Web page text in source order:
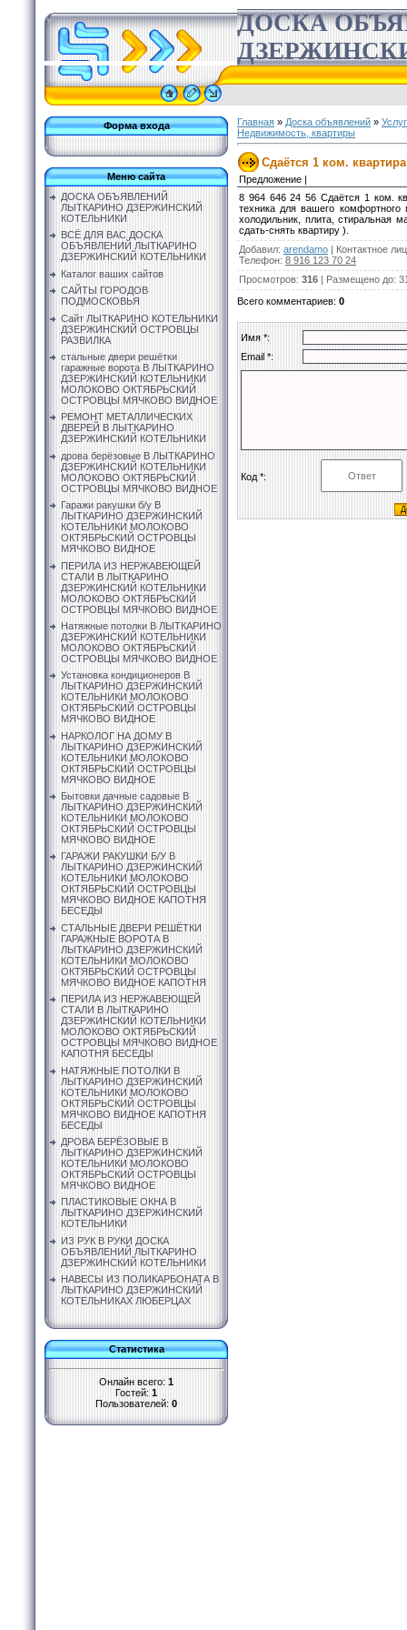
ДОСКА
Форма входа
Меню сайта
ДОСКА ОБЪЯВЛЕНИЙ
ЛЫТКАРИНО ДЗЕРЖИНСКИЙ
КОТЕЛЬНИКИ
ВСЁ ДЛЯ ВАС ДОСКА
ОБЪЯВЛЕНИЙ ЛЫТКАРИНО
ДЗЕРЖИНСКИЙ КОТЕЛЬНИКИ
Каталог ваших сайтов
САЙТЫ ГОРОДОВ
ПОДМОСКОВЬЯ
Сайт ЛЫТКАРИНО КОТЕЛЬНИКИ
ДЗЕРЖИНСКИЙ ОСТРОВЦЫ
РАЗВИЛКА
стальные двери решётки
гаражные ворота В ЛЫТКАРИНО
ДЗЕРЖИНСКИЙ КОТЕЛЬНИКИ
МОЛОКОВО ОКТЯБРЬСКИЙ
ОСТРОВЦЫ МЯЧКОВО ВИДНОЕ
РЕМОНТ МЕТАЛЛИЧЕСКИХ
ДВЕРЕЙ В ЛЫТКАРИНО
ДЗЕРЖИНСКИЙ КОТЕЛЬНИКИ
дрова берёзовые В ЛЫТКАРИНО
ДЗЕРЖИНСКИЙ КОТЕЛЬНИКИ
МОЛОКОВО ОКТЯБРЬСКИЙ
ОСТРОВЦЫ МЯЧКОВО ВИДНОЕ
Гаражи ракушки б/у В
ЛЫТКАРИНО ДЗЕРЖИНСКИЙ
КОТЕЛЬНИКИ МОЛОКОВО
ОКТЯБРЬСКИЙ ОСТРОВЦЫ
МЯЧКОВО ВИДНОЕ
ПЕРИЛА ИЗ НЕРЖАВЕЮЩЕЙ
СТАЛИ В ЛЫТКАРИНО
ДЗЕРЖИНСКИЙ КОТЕЛЬНИКИ
МОЛОКОВО ОКТЯБРЬСКИЙ
ОСТРОВЦЫ МЯЧКОВО ВИДНОЕ
Натяжные потолки В ЛЫТКАРИНО
ДЗЕРЖИНСКИЙ КОТЕЛЬНИКИ
МОЛОКОВО ОКТЯБРЬСКИЙ
ОСТРОВЦЫ МЯЧКОВО ВИДНОЕ
Установка кондиционеров В
ЛЫТКАРИНО ДЗЕРЖИНСКИЙ
КОТЕЛЬНИКИ МОЛОКОВО
ОКТЯБРЬСКИЙ ОСТРОВЦЫ
МЯЧКОВО ВИДНОЕ
НАРКОЛОГ НА ДОМУ В
ЛЫТКАРИНО ДЗЕРЖИНСКИЙ
КОТЕЛЬНИКИ МОЛОКОВО
ОКТЯБРЬСКИЙ ОСТРОВЦЫ
МЯЧКОВО ВИДНОЕ
Бытовки дачные садовые В
ЛЫТКАРИНО ДЗЕРЖИНСКИЙ
КОТЕЛЬНИКИ МОЛОКОВО
ОКТЯБРЬСКИЙ ОСТРОВЦЫ
МЯЧКОВО ВИДНОЕ
ГАРАЖИ РАКУШКИ Б/У В
ЛЫТКАРИНО ДЗЕРЖИНСКИЙ
КОТЕЛЬНИКИ МОЛОКОВО
ОКТЯБРЬСКИЙ ОСТРОВЦЫ
МЯЧКОВО ВИДНОЕ КАПОТНЯ
БЕСЕДЫ
СТАЛЬНЫЕ ДВЕРИ РЕШЁТКИ
ГАРАЖНЫЕ ВОРОТА В
ЛЫТКАРИНО ДЗЕРЖИНСКИЙ
КОТЕЛЬНИКИ МОЛОКОВО
ОКТЯБРЬСКИЙ ОСТРОВЦЫ
МЯЧКОВО ВИДНОЕ КАПОТНЯ
ПЕРИЛА ИЗ НЕРЖАВЕЮЩЕЙ
СТАЛИ В ЛЫТКАРИНО
ДЗЕРЖИНСКИЙ КОТЕЛЬНИКИ
МОЛОКОВО ОКТЯБРЬСКИЙ
ОСТРОВЦЫ МЯЧКОВО ВИДНОЕ
КАПОТНЯ БЕСЕДЫ
НАТЯЖНЫЕ ПОТОЛКИ В
ЛЫТКАРИНО ДЗЕРЖИНСКИЙ
КОТЕЛЬНИКИ МОЛОКОВО
ОКТЯБРЬСКИЙ ОСТРОВЦЫ
МЯЧКОВО ВИДНОЕ КАПОТНЯ
БЕСЕДЫ
ДРОВА БЕРЁЗОВЫЕ В
ЛЫТКАРИНО ДЗЕРЖИНСКИЙ
КОТЕЛЬНИКИ МОЛОКОВО
ОКТЯБРЬСКИЙ ОСТРОВЦЫ
МЯЧКОВО ВИДНОЕ
ПЛАСТИКОВЫЕ ОКНА В
ЛЫТКАРИНО ДЗЕРЖИНСКИЙ
КОТЕЛЬНИКИ
ИЗ РУК В РУКИ ДОСКА
ОБЪЯВЛЕНИЙ ЛЫТКАРИНО
ДЗЕРЖИНСКИЙ КОТЕЛЬНИКИ
НАВЕСЫ ИЗ ПОЛИКАРБОНАТА В
ЛЫТКАРИНО ДЗЕРЖИНСКИЙ
КОТЕЛЬНИКАХ ЛЮБЕРЦАХ
Статистика
Онлайн всего: 1
Гостей: 1
Пользователей: 0
Главная » Доска объявлений »
Недвижимость, квартиры
Сдаётся 1 ком.
Предложение |
8 964 646 24 56 Сдаётся 1 ком.
техника для вашего комфортного
холодильник, плита, стиральная
сдать-снять квартиру ).
Добавил: arendamo | Контактное
Телефон: 8 916 123 70 24
Просмотров: 316 | Размещено до:
Всего комментариев: 0
Имя *:
Email *:
Код *: